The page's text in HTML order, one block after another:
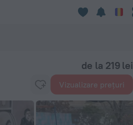
de la 219 lei
Vizualizare prețuri